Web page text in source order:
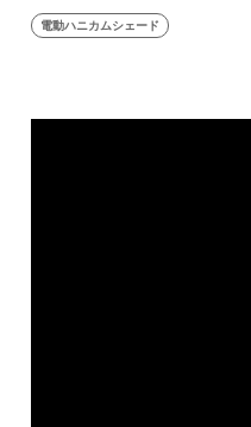
電動ハニカムシェード